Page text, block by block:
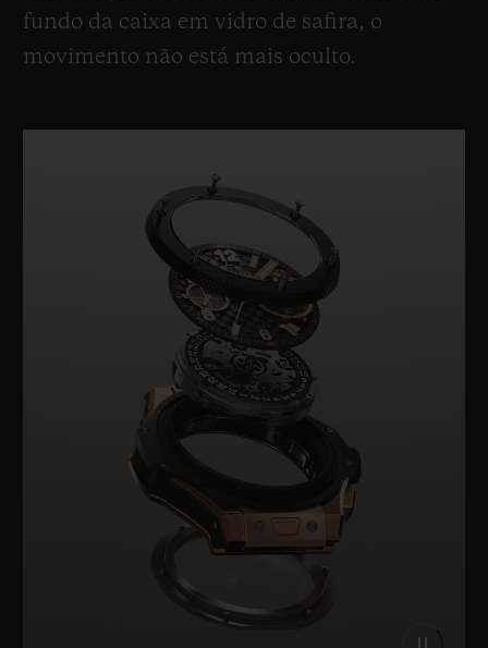
fundo da caixa em vidro de safira, o
movimento não está mais oculto.